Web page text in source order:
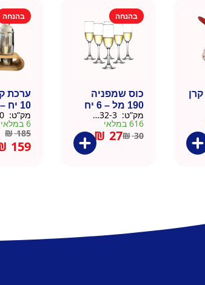
בהנחה
כוס שמפניה
190 מל – 6 יח
מק”ט:
616 במלאי
₪30
₪ 27
בהנחה
ערכת
10
עץ
מק”ט:
6 במלאי
₪185
159